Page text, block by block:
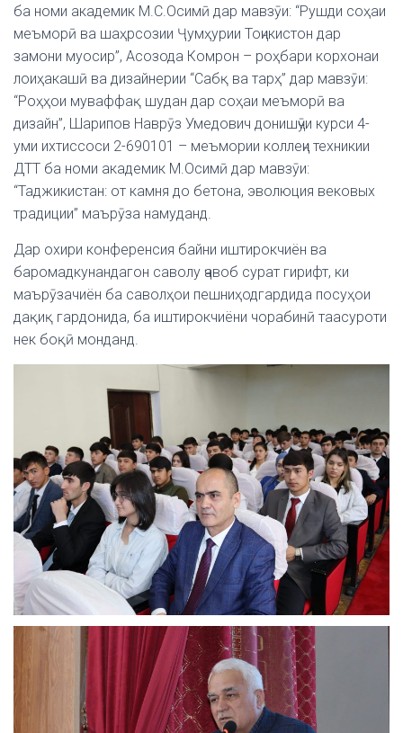
ба номи академик М.С.Осимӣ дар мавзӯи: “Рушди соҳаи
меъморӣ ва шаҳрсозии Ҷумҳурии Тоҷикистон дар
замони муосир”, Асозода Комрон – роҳбари корхонаи
лоиҳакашӣ ва дизайнерии “Сабқ ва тарҳ” дар мавзӯи:
“Роҳҳои муваффақ шудан дар соҳаи меъморӣ ва
дизайн”, Шарипов Наврӯз Умедович донишҷӯи курси 4-
уми ихтиссоси 2-690101 – меъмории коллеҷи техникии
ДТТ ба номи академик М.Осимӣ дар мавзӯи:
“Таджикистан: от камня до бетона, эволюция вековых
традиции” маърӯза намуданд.
Дар охири конференсия байни иштирокчиён ва
баромадкунандагон саволу ҷавоб сурат гирифт, ки
маърӯзачиён ба саволҳои пешниҳодгардида посуҳои
дақиқ гардонида, ба иштирокчиёни чорабинӣ таасуроти
нек боқӣ монданд.